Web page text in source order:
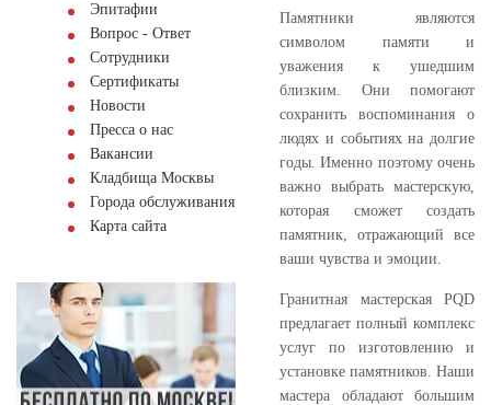
Эпитафии
Вопрос - Ответ
Сотрудники
Сертификаты
Новости
Пресса о нас
Вакансии
Кладбища Москвы
Города обслуживания
Карта сайта
Памятники являются
символом памяти и
уважения к ушедшим
близким. Они помогают
сохранить воспоминания о
людях и событиях на долгие
годы. Именно поэтому очень
важно выбрать мастерскую,
которая сможет создать
памятник, отражающий все
ваши чувства и эмоции.
Гранитная мастерская PQD
предлагает полный комплекс
услуг по изготовлению и
установке памятников. Наши
мастера обладают большим